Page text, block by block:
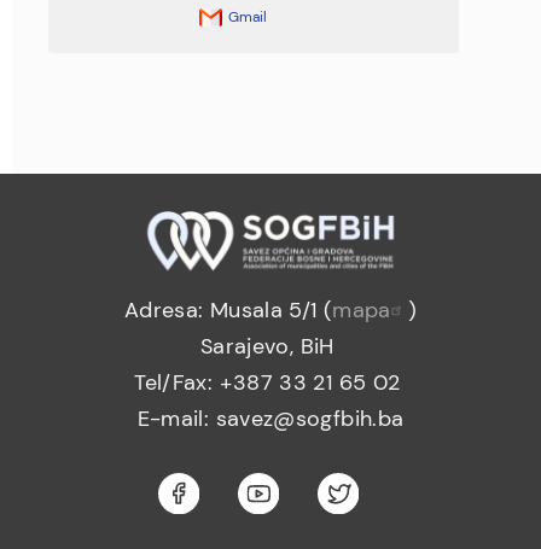
Gmail
Adresa: Musala 5/1 (mapa
)
Sarajevo, BiH
Tel/Fax: +387 33 21 65 02
E-mail: savez@sogfbih.ba